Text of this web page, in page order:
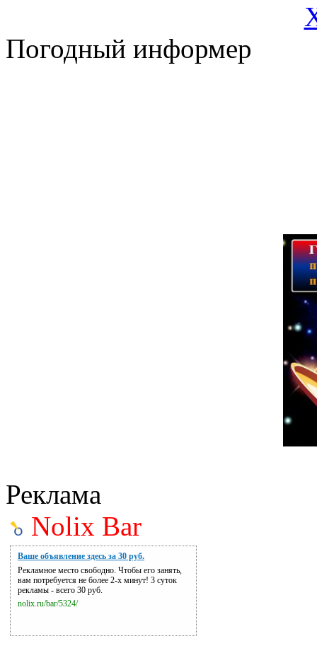
Погодный информер
Реклама
Nolix Bar
Ваше объявление здесь за 30 руб.
Рекламное место свободно. Чтобы его занять,
вам потребуется не более 2-х минут! 3 суток
рекламы - всего 30 руб.
nolix.ru/bar/5324/